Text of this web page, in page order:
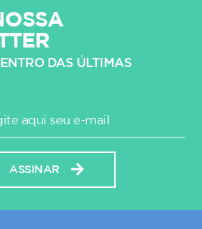
DAS ÚLTIMAS
ASSINAR